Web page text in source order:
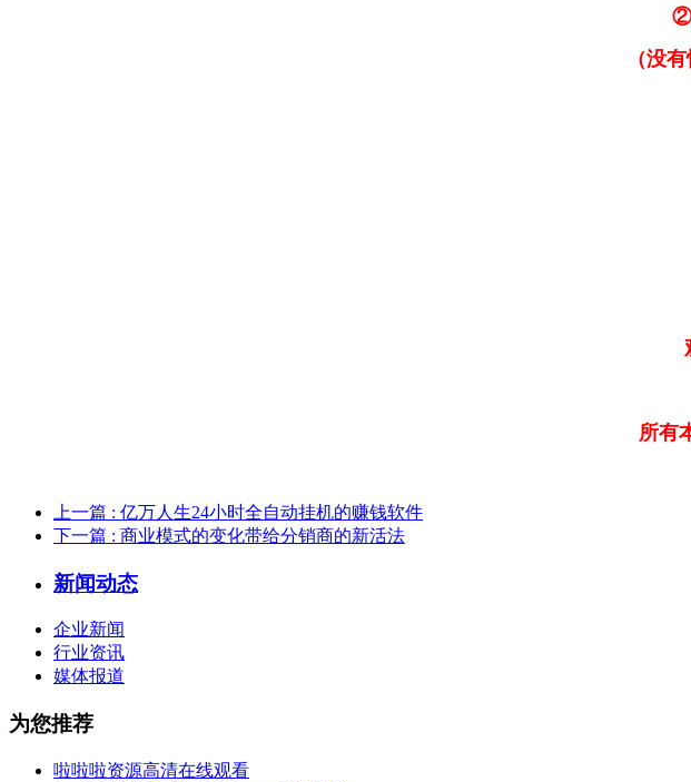
②打开
（没有快手
③打
④
观看两分
给大家带
所有本
上一篇 : 亿万人生24小时全自动挂机的赚钱软件
下一篇 : 商业模式的变化带给分销商的新活法
新闻动态
企业新闻
行业资讯
媒体报道
为您推荐
啦啦啦资源高清在线观看